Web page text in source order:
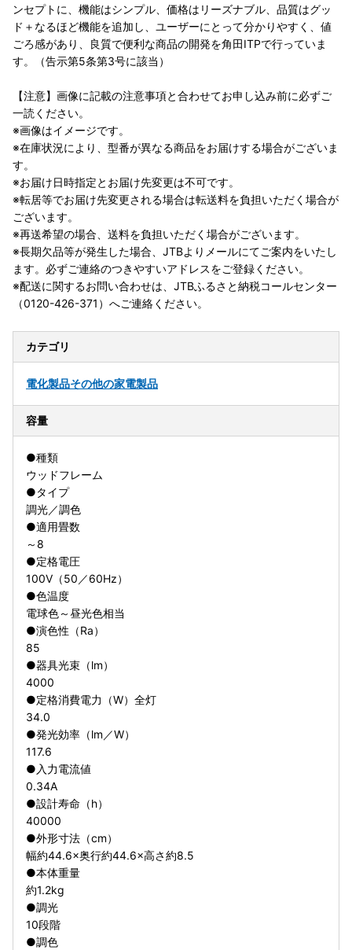
ンセプトに、機能はシンプル、価格はリーズナブル、品質はグッ
ド＋なるほど機能を追加し、ユーザーにとって分かりやすく、値
ごろ感があり、良質で便利な商品の開発を角田ITPで行っていま
す。（告示第5条第3号に該当）
【注意】画像に記載の注意事項と合わせてお申し込み前に必ずご
一読ください。
※画像はイメージです。
※在庫状況により、型番が異なる商品をお届けする場合がございま
す。
※お届け日時指定とお届け先変更は不可です。
※転居等でお届け先変更される場合は転送料を負担いただく場合が
ございます。
※再送希望の場合、送料を負担いただく場合がございます。
※長期欠品等が発生した場合、JTBよりメールにてご案内をいたし
ます。必ずご連絡のつきやすいアドレスをご登録ください。
※配送に関するお問い合わせは、JTBふるさと納税コールセンター
（0120-426-371）へご連絡ください。
カテゴリ
電化製品その他の家電製品
容量
●種類
ウッドフレーム
●タイプ
調光／調色
●適用畳数
～8
●定格電圧
100V（50／60Hz）
●色温度
電球色～昼光色相当
●演色性（Ra）
85
●器具光束（lm）
4000
●定格消費電力（W）全灯
34.0
●発光効率（lm／W）
117.6
●入力電流値
0.34A
●設計寿命（h）
40000
●外形寸法（cm）
幅約44.6×奥行約44.6×高さ約8.5
●本体重量
約1.2kg
●調光
10段階
●調色